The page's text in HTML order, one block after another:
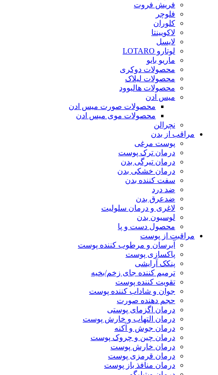
فریش فروت
فلوچر
کلوران
لاکویینتا
لایسل
لوتارو LOTARO
ماریو بایو
محصولات دوکری
محصولات لیلاک
محصولات هالیوود
میس ادن
محصولات صورت میس ادن
محصولات موی میس ادن
نچرالن
مراقب از بدن
پوست مرغی
درمان ترک پوست
درمان تیرگی بدن
درمان خشکی بدن
سفت کننده بدن
ضد درد
ضدعرق بدن
لاغری و درمان سلولیت
لوسیون بدن
محصول دست و پا
مراقبت از پوست
آبرسان و مرطوب کننده پوست
پاکسازی پوست
پنکک آرایشی
ترمیم کننده جای زخم/بخیه
تقویت کننده پوست
جوان و شاداب کننده پوست
حجم دهنده صورت
درمان اگزمای پوستی
درمان التهاب و خارش پوست
درمان جوش و آکنه
درمان چین و چروک پوست
درمان خارش پوست
درمان قرمزی پوست
درمان منافذ باز پوست